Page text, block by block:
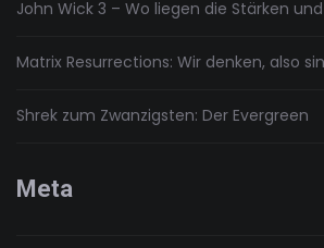
John Wick 3 – Wo liegen die Stärken
Matrix Resurrections: Wir denken, also
Shrek zum Zwanzigsten: Der Evergreen
Meta